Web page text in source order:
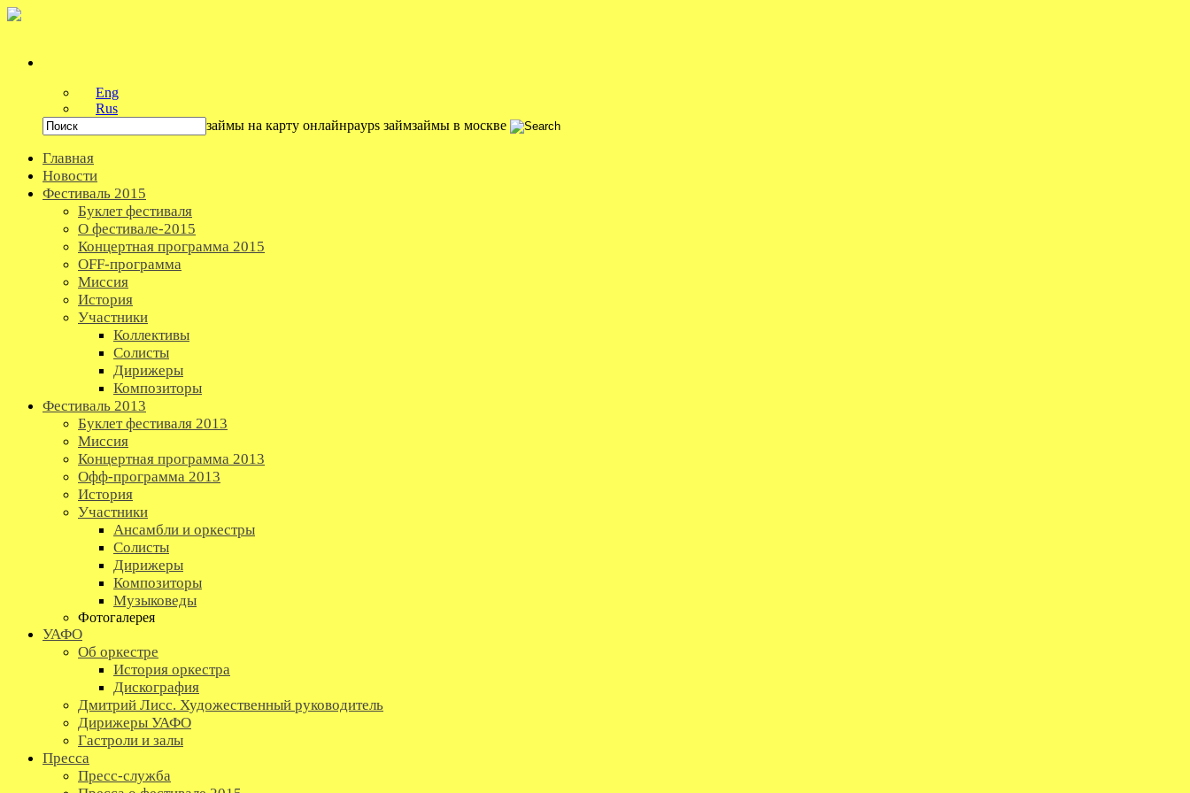
Eng
Rus
займы на карту онлайнpayps займзаймы в москве
Главная
Новости
Фестиваль 2015
Буклет фестиваля
О фестивале-2015
Концертная программа 2015
OFF-программа
Миссия
История
Участники
Коллективы
Солисты
Дирижеры
Композиторы
Фестиваль 2013
Буклет фестиваля 2013
Миссия
Концертная программа 2013
Офф-программа 2013
История
Участники
Ансамбли и оркестры
Солисты
Дирижеры
Композиторы
Музыковеды
Фотогалерея
УАФО
Об оркестре
История оркестра
Дискография
Дмитрий Лисс. Художественный руководитель
Дирижеры УАФО
Гастроли и залы
Пресса
Пресс-служба